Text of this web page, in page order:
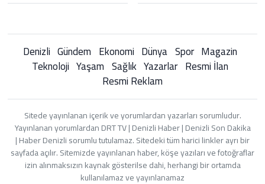
Denizli Gündem Ekonomi Dünya Spor Magazin
Teknoloji Yaşam Sağlık Yazarlar Resmi İlan
Resmi Reklam
Sitede yayınlanan içerik ve yorumlardan yazarları sorumludur.
Yayınlanan yorumlardan DRT TV | Denizli Haber | Denizli Son Dakika
| Haber Denizli sorumlu tutulamaz. Sitedeki tüm harici linkler ayrı bir
sayfada açılır. Sitemizde yayınlanan haber, köşe yazıları ve fotoğraflar
izin alınmaksızın kaynak gösterilse dahi, herhangi bir ortamda
kullanılamaz ve yayınlanamaz